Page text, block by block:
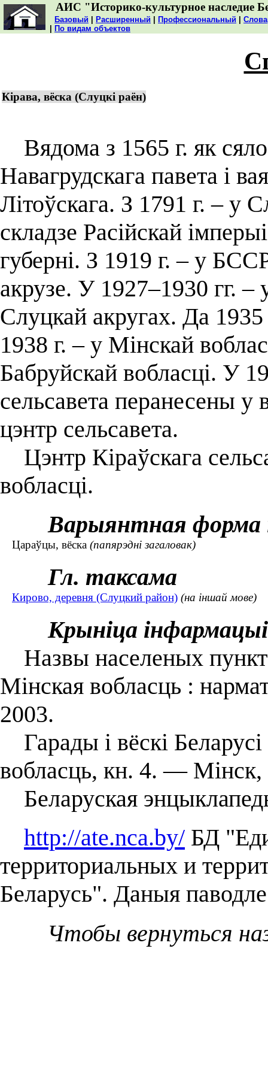
АИС "Историко-культурное наследие
Базовый Расширенный Профессиональный
По видам объектов
Кірава, вёска (Слуцкі раён)
Вядома з 1565 г. як
Навагрудскага павета і
Літоўскага. З 1791 г. – у
складзе Расійскай
губерні. З 1919 г. – у
акрузе. У 1927–1930 гг. –
Слуцкай акругах. Да
1938 г. – у Мінскай
Бабруйскай вобласці. У
сельсавета перанесены
цэнтр сельсавета.
Цэнтр Кіраўскага
вобласці.
Варыянтная форма
Цараўцы, вёска (папярэдні загаловак)
Гл. таксама
Кирово, деревня (Слуцкий район) (на іншай мове)
Крыніца інфармацыі
Назвы населеных
Мінская вобласць :
2003.
Гарады і вёскі
вобласць, кн. 4. — Мінск,
Беларуская
http://ate.nca.by/ БД
территориальных и
Беларусь". Даныя
Чтобы вернуться